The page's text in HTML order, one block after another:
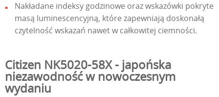
Nakładane indeksy godzinowe oraz wskazówki pokryte
masą luminescencyjną, które zapewniają doskonałą
czytelność wskazań nawet w całkowitej ciemności.
Citizen NK5020-58X - japońska
niezawodność w nowoczesnym
wydaniu